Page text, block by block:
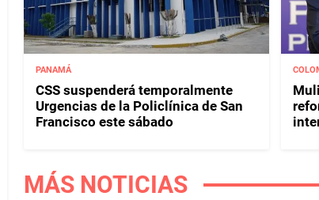
PANAMÁ
CSS suspenderá temporalmente
Urgencias de la Policlínica de San
Francisco este sábado
MÁS NOTICIAS